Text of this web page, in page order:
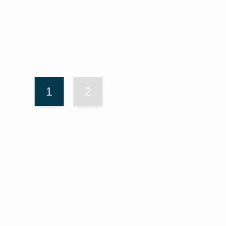
1 2